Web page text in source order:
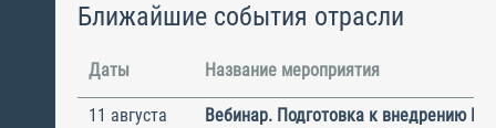
Ближайшие события отрасли
Даты Название мероприятия
11 августа
Вебинар. Подготовка к внедрению